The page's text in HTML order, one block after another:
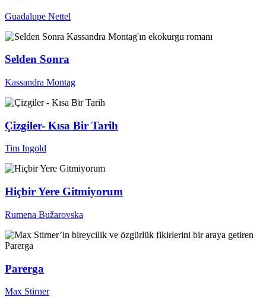
Guadalupe Nettel
Selden Sonra
Kassandra Montag
Çizgiler- Kısa Bir Tarih
Tim Ingold
Hiçbir Yere Gitmiyorum
Rumena Bužarovska
Parerga
Max Stirner